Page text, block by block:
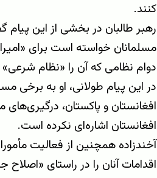
کنند.
رهبر طالبان در بخشی از این
مسلمانان خواسته است برای
دوام نظامی که آن را «نظام
در این پیام طولانی، او به برخی
افغانستان و پاکستان،
افغانستان اشاره‌ای نکرده است.
آخندزاده همچنین از فعالیت
اقدامات آنان را در راستای